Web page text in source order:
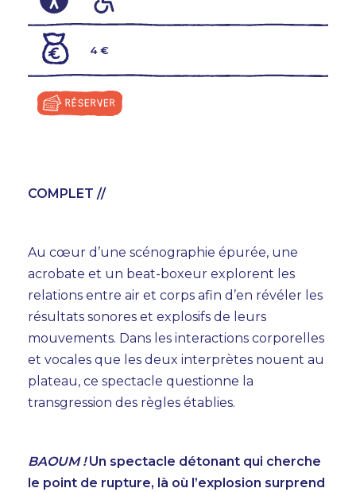
INFOS PRATIQUES
BILLETTERIE
4 €
COMPLET //
Au cœur d’une scénographie épurée, une
acrobate et un beat-boxeur explorent les
relations entre air et corps afin d’en révéler les
résultats sonores et explosifs de leurs
mouvements. Dans les interactions corporelles
et vocales que les deux interprètes nouent au
plateau, ce spectacle questionne la
transgression des règles établies.
BAOUM !Un spectacle détonant qui cherche
le point de rupture, là où l’explosion surprend